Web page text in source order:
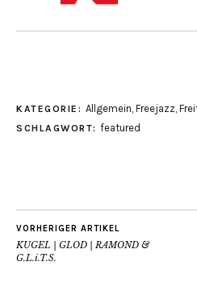
KATEGORIE: Allgemein, Freejazz,
SCHLAGWORT: featured
VORHERIGER ARTIKEL
KUGEL | GLOD | RAMOND &
G.L.i.T.S.